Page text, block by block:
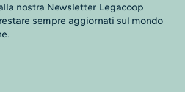
nostra Newsletter Legacoop
sempre aggiornati sul mondo